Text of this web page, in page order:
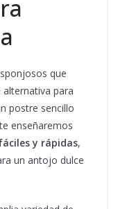
que
para
postre sencillo
enseñaremos
y rápidas,
un antojo dulce